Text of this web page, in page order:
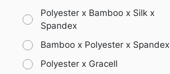
Polyester x Bamboo x Silk x
Spandex
Bamboo x Polyester x Spandex
Polyester x Gracell